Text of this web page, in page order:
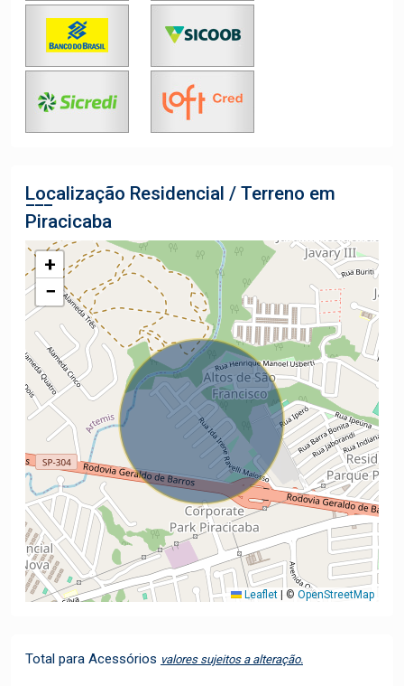
Localização Residencial / Terreno em
Piracicaba
+
−
Leaflet © OpenStreetMap
Total para Acessórios valores sujeitos a alteração.